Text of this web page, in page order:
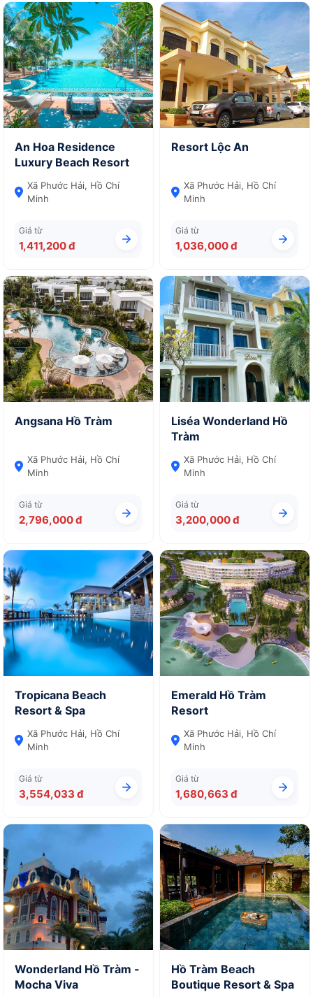
An Hoa Residence
Luxury Beach Resort
Xã Phước Hải, Hồ Chí
Minh
Giá từ
1,411,200 đ
Resort Lộc An
Xã Phước Hải, Hồ Chí
Minh
Giá từ
1,036,000 đ
Angsana Hồ Tràm
Xã Phước Hải, Hồ Chí
Minh
Giá từ
2,796,000 đ
Liséa Wonderland Hồ
Tràm
Xã Phước Hải, Hồ Chí
Minh
Giá từ
3,200,000 đ
Tropicana Beach
Resort & Spa
Xã Phước Hải, Hồ Chí
Minh
Giá từ
3,554,033 đ
Emerald Hồ Tràm
Resort
Xã Phước Hải, Hồ Chí
Minh
Giá từ
1,680,663 đ
Wonderland Hồ Tràm -
Mocha Viva
Hồ Tràm Beach
Boutique Resort & Spa